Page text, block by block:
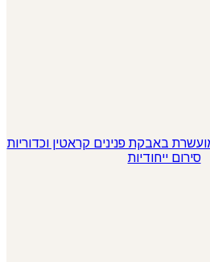
באבקת פנינים קראטין וכדוריות
סירום ייחודיות